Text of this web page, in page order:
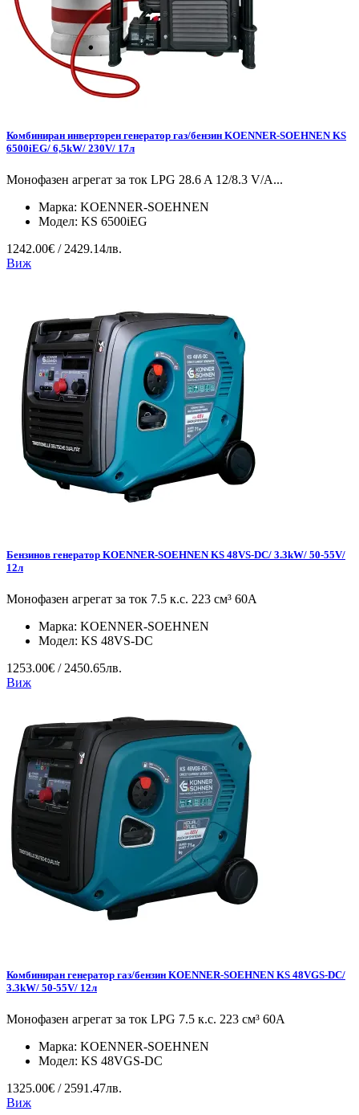
Комбиниран инверторен генератор газ/бензин KOENNER-SOEHNEN KS
6500iEG/ 6,5kW/ 230V/ 17л
Монофазен агрегат за ток LPG 28.6 A 12/8.3 V/А...
Марка: KOENNER-SOEHNEN
Модел: KS 6500iEG
1242.00€ / 2429.14лв.
Виж
Бензинов генератор KOENNER-SOEHNEN KS 48VS-DC/ 3.3kW/ 50-55V/
12л
Монофазен агрегат за ток 7.5 к.с. 223 см³ 60А
Марка: KOENNER-SOEHNEN
Модел: KS 48VS-DC
1253.00€ / 2450.65лв.
Виж
Комбиниран генератор газ/бензин KOENNER-SOEHNEN KS 48VGS-DC/
3.3kW/ 50-55V/ 12л
Монофазен агрегат за ток LPG 7.5 к.с. 223 см³ 60А
Марка: KOENNER-SOEHNEN
Модел: KS 48VGS-DC
1325.00€ / 2591.47лв.
Виж